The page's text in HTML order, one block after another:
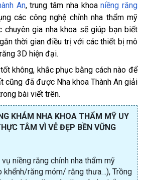
An, trung tâm nha khoaniềng răng
các công nghệ chỉnh nha thẩm mỹ
chuyên gia nha khoa sẽ giúp bạn biết
thời gian điều trị với các thiết bị mô
3D hiện đại.
không, khắc phục bằng cách nào để
cũng đã được Nha khoa Thành An giải
bài viết trên.
KHÁM NHA KHOA THẨM MỸ UY
TÂM VÌ VẺ ĐẸP BỀN VỮNG
niềng răng chỉnh nha thẩm mỹ
khểnh/răng móm/ răng thưa…), Trồng